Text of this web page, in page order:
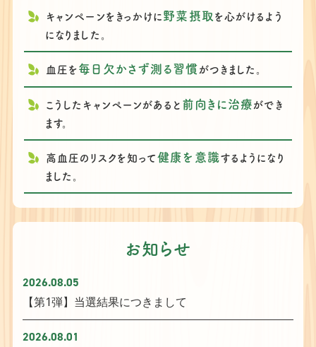
キャンペーンをきっかけに 野菜摂取 を心がけるよう
になりました。
血圧を 毎日欠かさず測る習慣 がつきました。
こうしたキャンペーンがあると 前向きに治療 ができ
ます。
高血圧のリスクを知って健康を意識 するようになり
ました。
お知らせ
2026.08.05
【第1弾】当選結果につきまして
2026.08.01